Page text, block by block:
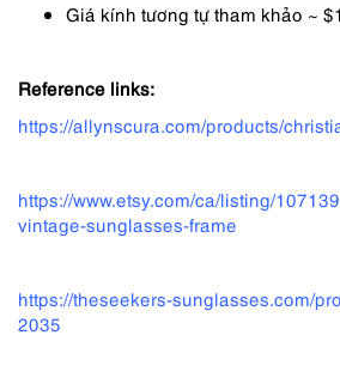
Giá kính tương tự tham khảo ~
Reference links:
https://allynscura.com/products/
https://www.etsy.com/ca/listing/
vintage-sunglasses-frame
https://theseekers-sunglasses.com/
2035